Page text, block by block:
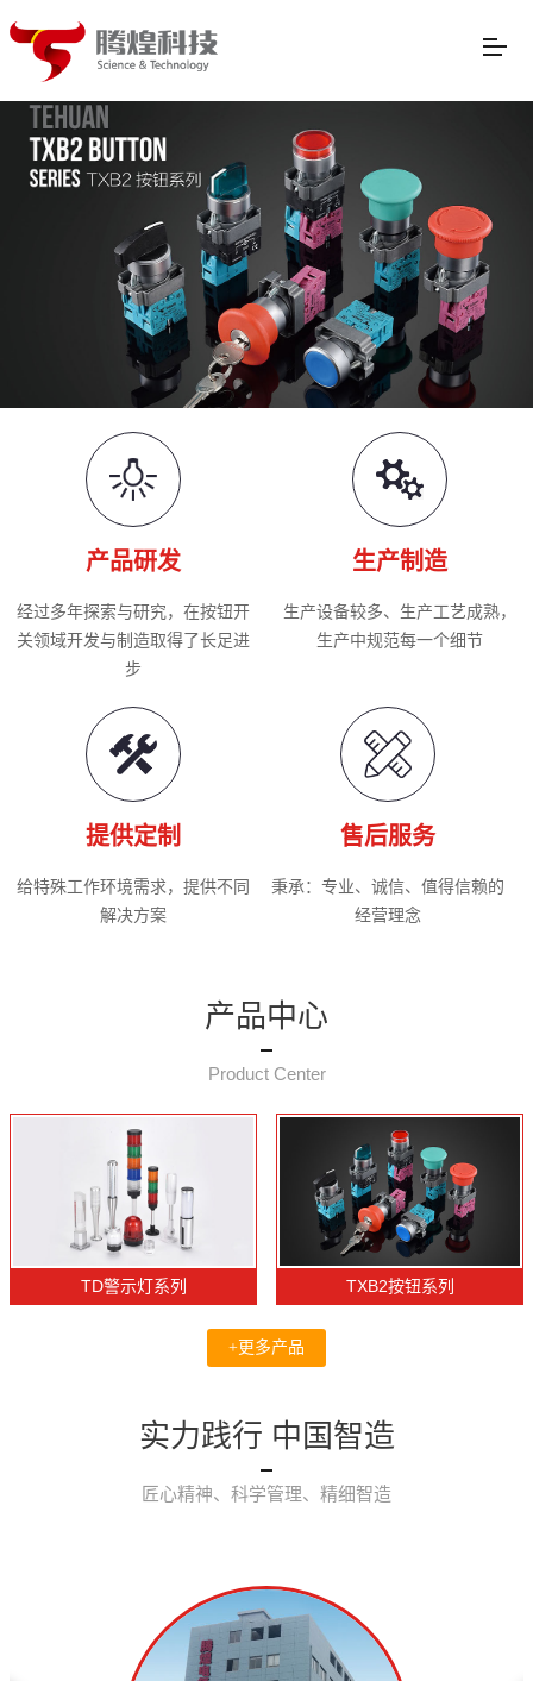
产品研发
经过多年探索与研究，在按钮开
关领域开发与制造取得了长足进
步
生产制造
生产设备较多、生产工艺成熟，
生产中规范每一个细节
提供定制
给特殊工作环境需求，提供不同
解决方案
售后服务
秉承：专业、诚信、值得信赖的
经营理念
产品中心
Product Center
TD警示灯系列 TXB2按钮系列
+更多产品
实力践行 中国智造
匠心精神、科学管理、精细智造